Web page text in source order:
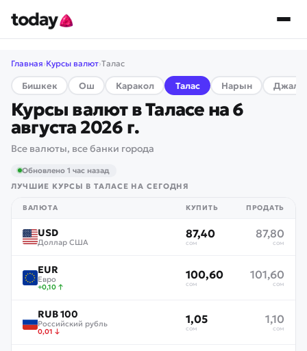
Главная›Курсы валют›Талас
Бишкек Ош Каракол Талас Нарын
Курсы валют вТаласе на6
августа 2026 г.
Все валюты, все банки города
Обновлено 1 час назад
ЛУЧШИЕ КУРСЫ ВТАЛАСЕ НА СЕГОДНЯ
ВАЛЮТА КУПИТЬ ПРОДАТЬ
USD
Доллар США
87,40
сом
87,80
сом
EUR
Евро
+0,10 ↑
100,60
сом
101,60
сом
RUB 100
Российский рубль
0,01 ↓
1,05
сом
1,10
сом